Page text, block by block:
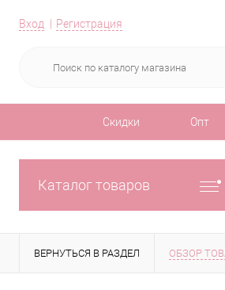
Вход Регистрация
Скидки Опт
Каталог товаров
ВЕРНУТЬСЯ В РАЗДЕЛ ОБЗОР